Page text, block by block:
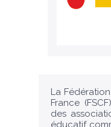
La
France
des
éducatif